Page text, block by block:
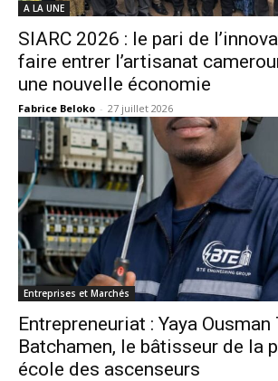
A LA UNE
SIARC 2026 : le pari de
faire entrer l’artisanat
une nouvelle économie
Fabrice Beloko - 27 juillet 2026
Entreprises et Marchés
Entrepreneuriat : Yaya Ousman
Batchamen, le bâtisseur de la
école des ascenseurs